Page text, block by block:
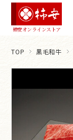
柿安オンラインストア
TOP 黒毛和牛